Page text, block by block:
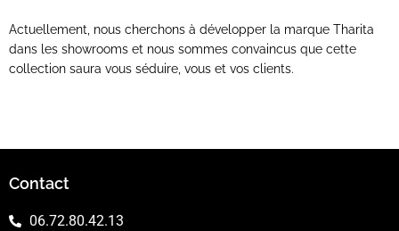
Actuellement, nous cherchons à développer la marque Tharita
dans les showrooms et nous sommes convaincus que cette
collection saura vous séduire, vous et vos clients.
Contact
06.72.80.42.13